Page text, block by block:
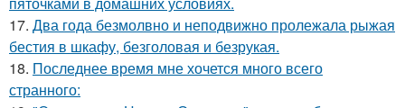
17. Два года безмолвно и неподвижно пролежала рыжая
бестия в шкафу, безголовая и безрукая.
18. Последнее время мне хочется много всего
странного: